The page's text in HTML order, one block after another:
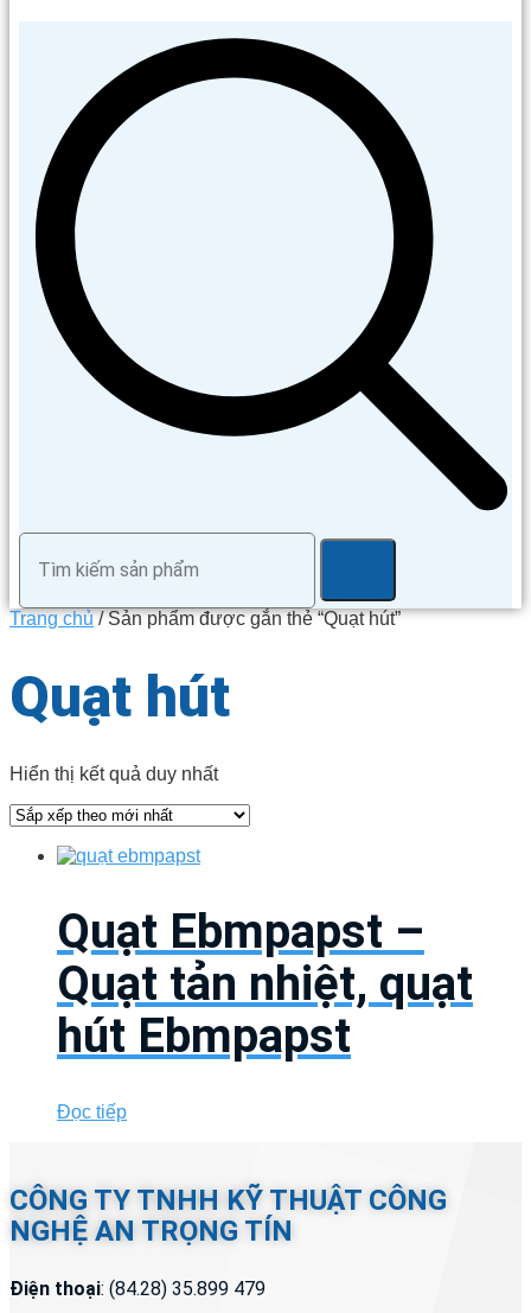
Trang chủ/ Sản phẩm được gắn thẻ “Quạt hút”
Quạt hút
Hiển thị kết quả duy nhất
Quạt Ebmpapst –
Quạt tản nhiệt, quạt
hút Ebmpapst
Đọc tiếp
CÔNG TY TNHH KỸ THUẬT CÔNG
NGHỆ AN TRỌNG TÍN
Điện thoại: (84.28) 35.899 479